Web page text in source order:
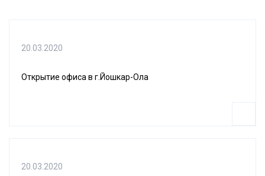
20.03.2020
Открытие офиса в г.Йошкар-Ола
20.03.2020